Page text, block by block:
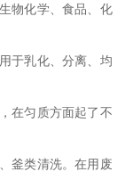
物化学、食品、化
于乳化、分离、均
在匀质方面起了不
釜类清洗。在用废